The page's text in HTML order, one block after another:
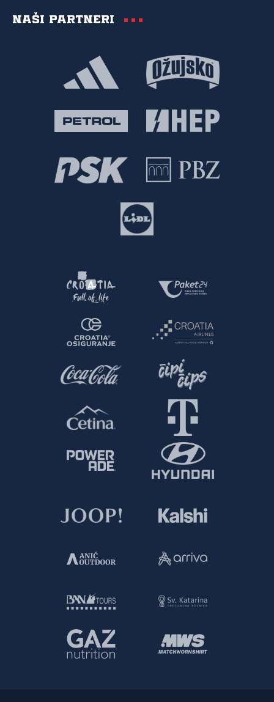
Naši partneri